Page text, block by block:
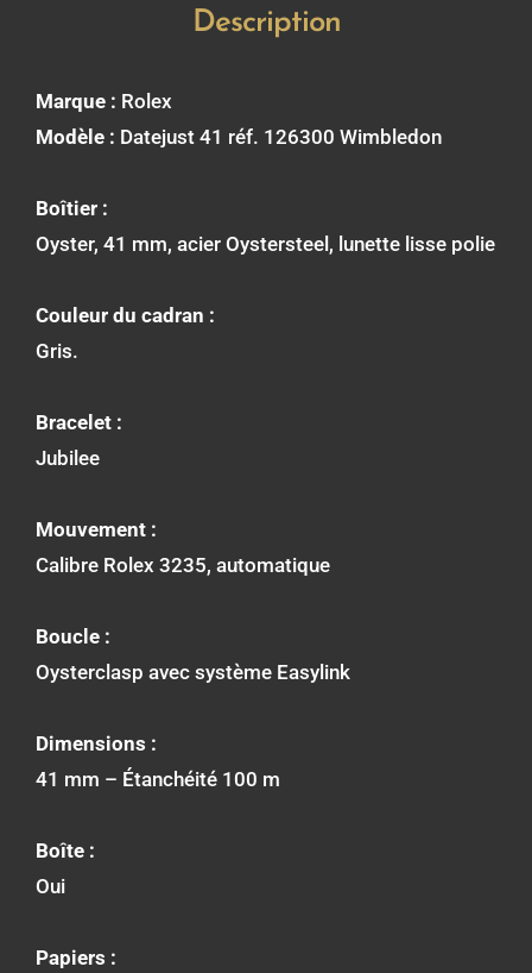
Description
Marque : Rolex
Modèle : Datejust 41 réf. 126300 Wimbledon
Boîtier :
Oyster, 41 mm, acier Oystersteel, lunette lisse polie
Couleur du cadran :
Gris.
Bracelet :
Jubilee
Mouvement :
Calibre Rolex 3235, automatique
Boucle :
Oysterclasp avec système Easylink
Dimensions :
41 mm – Étanchéité 100 m
Boîte :
Oui
Papiers :